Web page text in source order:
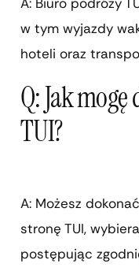
w tym wyjazdy
hoteli oraz
Q: Jak
TUI?
A: Możesz
stronę TUI,
postępując